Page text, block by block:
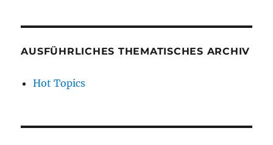
AUSFÜHRLICHES THEMATISCHES ARCHIV
Hot Topics